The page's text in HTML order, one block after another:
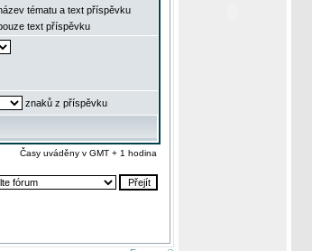
tématu a text příspěvku
text příspěvku
znaků z příspěvku
Časy uváděny v GMT + 1 hodina